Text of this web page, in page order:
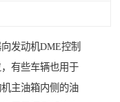
发动机DME控制
有些车辆也用于
主油箱内侧的油